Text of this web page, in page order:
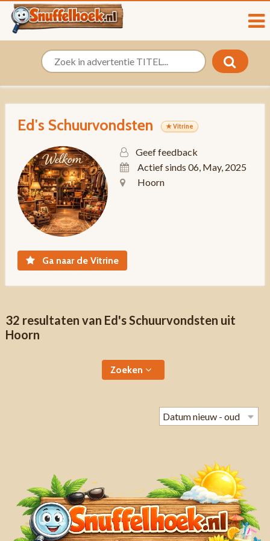
Ed's Schuurvondsten ★ Vitrine
Geef feedback
Actief sinds 06, May, 2025
Hoorn
Ga naar de Vitrine
32 resultaten van Ed's Schuurvondsten uit
Hoorn
Zoeken